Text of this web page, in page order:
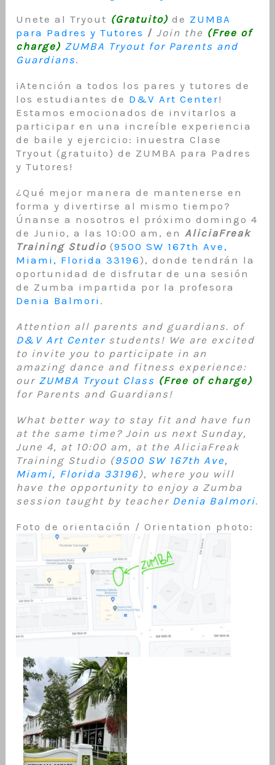
Unete al Tryout (Gratuito) de ZUMBA
para Padres y Tutores / Join the (Free of
charge) ZUMBA Tryout for Parents and
Guardians.
¡Atención a todos los pares y tutores de
los estudiantes de D&V Art Center!
Estamos emocionados de invitarlos a
participar en una increíble experiencia
de baile y ejercicio: ¡nuestra Clase
Tryout (gratuito) de ZUMBA para Padres
y Tutores!
¿Qué mejor manera de mantenerse en
forma y divertirse al mismo tiempo?
Únanse a nosotros el próximo domingo 4
de Junio, a las 10:00 am, en AliciaFreak
Training Studio (9500 SW 167th Ave,
Miami, Florida 33196 ), donde tendrán la
oportunidad de disfrutar de una sesión
de Zumba impartida por la profesora
Denia Balmori .
Attention all parents and guardians. of
D&V Art Center students! We are excited
to invite you to participate in an
amazing dance and fitness experience:
our ZUMBA Tryout Class (Free of charge)
for Parents and Guardians!
What better way to stay fit and have fun
at the same time? Join us next Sunday,
June 4, at 10:00 am, at the AliciaFreak
Training Studio (9500 SW 167th Ave,
Miami, Florida 33196), where you will
have the opportunity to enjoy a Zumba
session taught by teacher Denia Balmori.
Foto de orientación / Orientation photo: